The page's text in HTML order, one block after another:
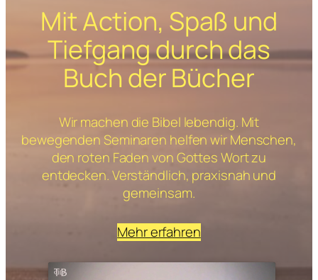
Mit Action, Spaß und
Tiefgang durch das
Buch der Bücher
Wir machen die Bibel lebendig. Mit
bewegenden Seminaren helfen wir Menschen,
den roten Faden von Gottes Wort zu
entdecken. Verständlich, praxisnah und
gemeinsam.
Mehr erfahren